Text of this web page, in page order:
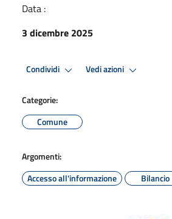
Data :
3 dicembre 2025
Condividi Vedi azioni
Categorie:
Comune
Argomenti:
Accesso all'informazione
Bilancio